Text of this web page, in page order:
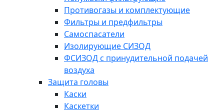
Противогазы и комплектующие
Фильтры и предфильтры
Самоспасатели
Изолирующие СИЗОД
ФСИЗОД с принудительной подачей
воздуха
Защита головы
Каски
Каскетки